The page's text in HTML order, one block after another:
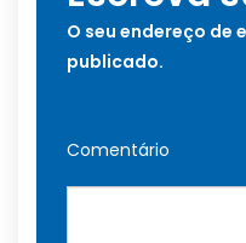
O seu endereço de
publicado.
Comentário